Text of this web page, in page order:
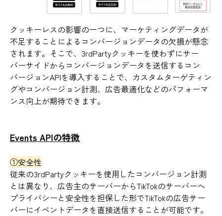
クッキーレスの影響の一つに、マーケティングデータが
不足することによるコンバージョンデータの欠損が懸念
されます。そこで、3rdPartyクッキーを使わずにサー
バーサイドからコンバージョンデータを送信するコン
バージョンAPIを導入することで、カスタムターゲティン
グやコンバージョン計測、広告最適化などのパフォーマ
ンス向上が期待できます。
Events APIの特徴
①安全性
従来の3rdPartyクッキーを使用したコンバージョン計測
とは異なり、広告主のサーバーからTikTokのサーバーへ
プライバシーと安全性を担保した形でTikTokの広告サー
バーにイベントデータを直接送信することが可能です。